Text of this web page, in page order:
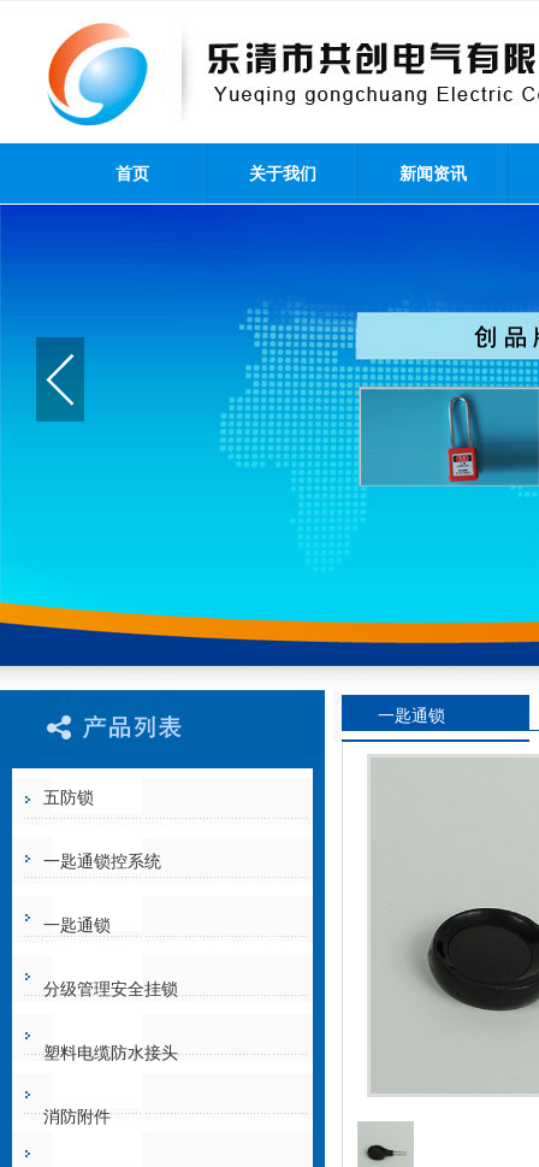
首页 关于我们 新闻资讯
五防锁
一匙通锁控系统
一匙通锁
分级管理安全挂锁
塑料电缆防水接头
消防附件
一匙通锁